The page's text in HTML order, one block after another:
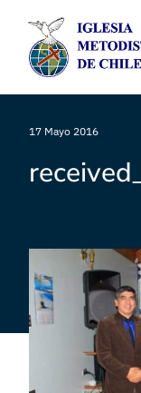
17 Mayo 2016